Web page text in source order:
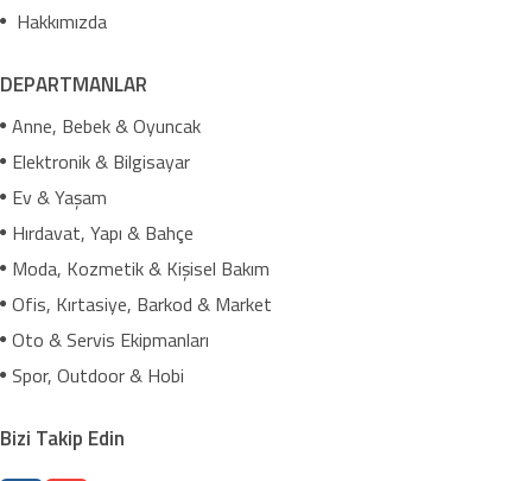
Hakkımızda
DEPARTMANLAR
Anne, Bebek & Oyuncak
Elektronik & Bilgisayar
Ev & Yaşam
Hırdavat, Yapı & Bahçe
Moda, Kozmetik & Kişisel Bakım
Ofis, Kırtasiye, Barkod & Market
Oto & Servis Ekipmanları
Spor, Outdoor & Hobi
Bizi Takip Edin